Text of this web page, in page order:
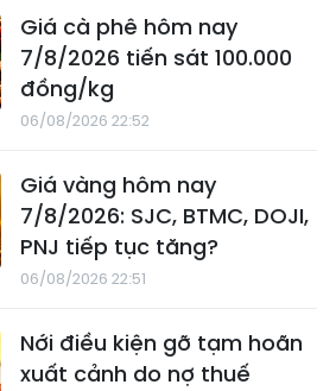
Giá cà phê hôm nay
7/8/2026 tiến sát 100.000
đồng/kg
06/08/2026 22:52
Giá vàng hôm nay
7/8/2026: SJC, BTMC, DOJI,
PNJ tiếp tục tăng?
06/08/2026 22:51
Nới điều kiện gỡ tạm hoãn
xuất cảnh do nợ thuế